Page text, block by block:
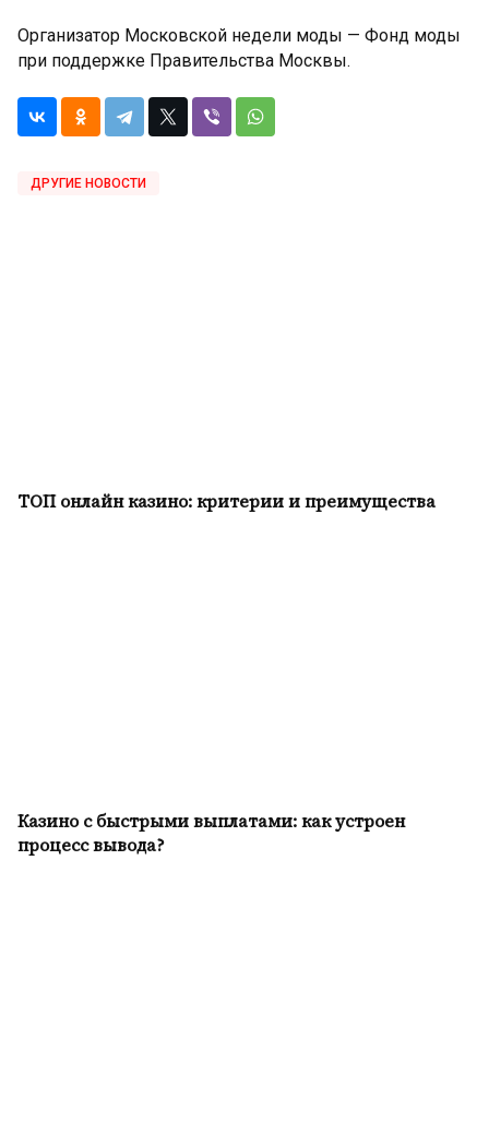
Организатор Московской недели моды — Фонд моды
при поддержке Правительства Москвы.
ДРУГИЕ НОВОСТИ
ТОП онлайн казино: критерии и преимущества
Казино с быстрыми выплатами: как устроен
процесс вывода?